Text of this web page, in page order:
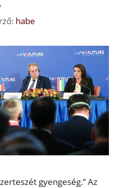
habe
gyengeség.” Az